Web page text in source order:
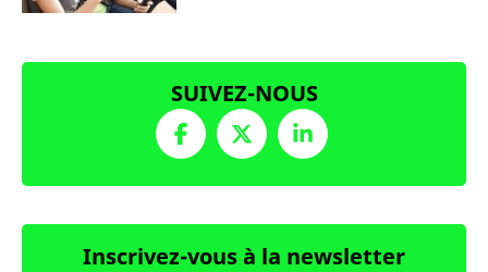
SUIVEZ-NOUS
Inscrivez-vous à la newsletter